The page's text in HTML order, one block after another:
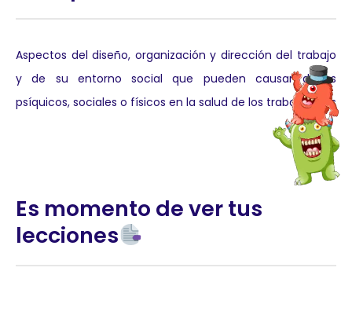
Aspectos del diseño, organización y dirección del trabajo
y de su entorno social que pueden causar daños
psíquicos, sociales o físicos en la salud de los trabajadores
Es momento de ver tus
lecciones